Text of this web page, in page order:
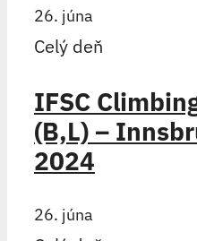
26. júna
Celý deň
IFSC
(B,L) –
2024
26. júna